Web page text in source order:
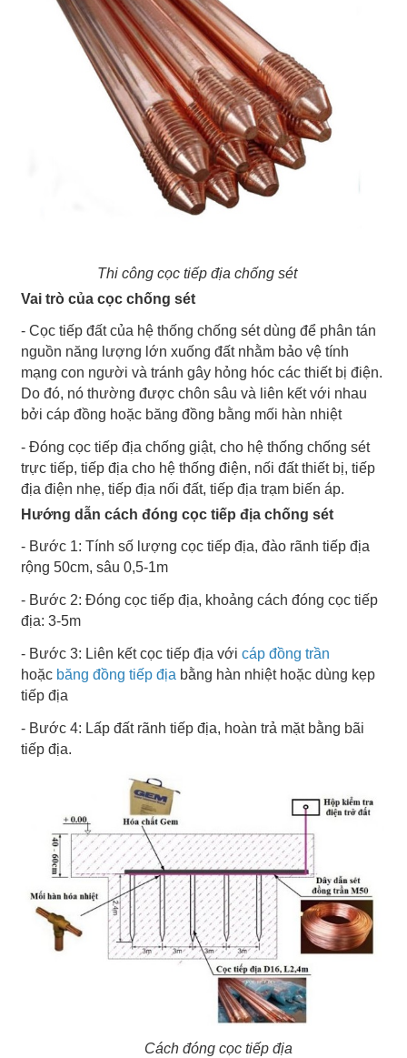
Thi công cọc tiếp địa chống sét
Vai trò của cọc chống sét
- Cọc tiếp đất của hệ thống chống sét dùng để phân tán
nguồn năng lượng lớn xuống đất nhằm bảo vệ tính
mạng con người và tránh gây hỏng hóc các thiết bị điện.
Do đó, nó thường được chôn sâu và liên kết với nhau
bởi cáp đồng hoặc băng đồng bằng mối hàn nhiệt
- Đóng cọc tiếp địa chống giật, cho hệ thống chống sét
trực tiếp, tiếp địa cho hệ thống điện, nối đất thiết bị, tiếp
địa điện nhẹ, tiếp địa nối đất, tiếp địa trạm biến áp.
Hướng dẫn cách đóng cọc tiếp địa chống sét
- Bước 1: Tính số lượng cọc tiếp địa, đào rãnh tiếp địa
rộng 50cm, sâu 0,5-1m
- Bước 2: Đóng cọc tiếp địa, khoảng cách đóng cọc tiếp
địa: 3-5m
- Bước 3: Liên kết cọc tiếp địa với cáp đồng trần
hoặc băng đồng tiếp địa bằng hàn nhiệt hoặc dùng kẹp
tiếp địa
- Bước 4: Lấp đất rãnh tiếp địa, hoàn trả mặt bằng bãi
tiếp địa.
Cách đóng cọc tiếp địa